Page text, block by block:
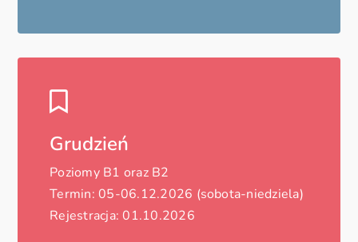
Grudzień
Poziomy B1 oraz B2
Termin: 05-06.12.2026 (sobota-niedziela)
Rejestracja: 01.10.2026